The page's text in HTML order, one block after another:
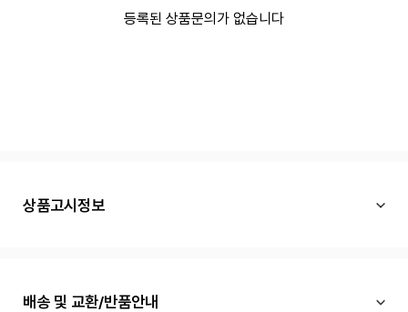
등록된 상품문의가 없습니다
상품고시정보
배송 및 교환/반품안내